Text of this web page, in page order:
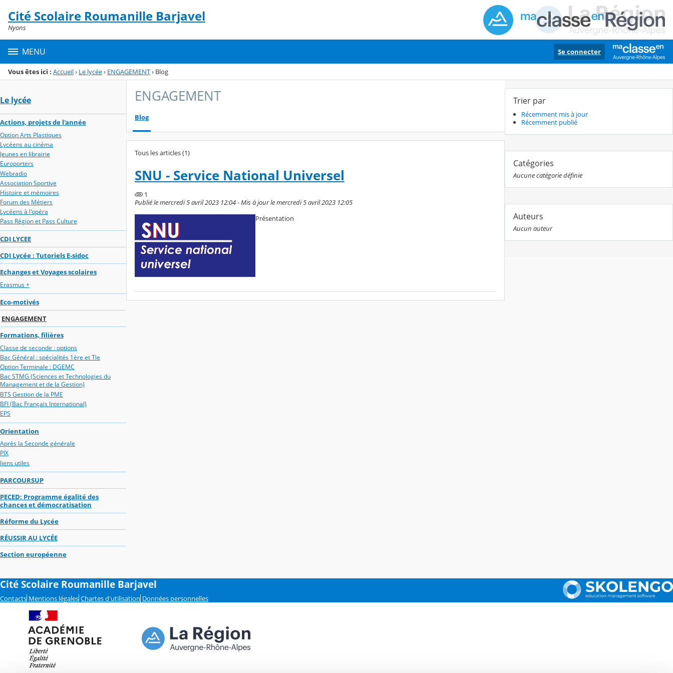
Menu de la rubrique
Contenu
Cité Scolaire Roumanille Barjavel
Nyons
MENU Se connecter
Vous êtes ici : Accueil› Le lycée› ENGAGEMENT› Blog
Le lycée
Actions, projets de l'année
Option Arts Plastiques
Lycéens au cinéma
Jeunes en librairie
Europorters
Webradio
Association Sportive
Histoire et mémoires
Forum des Métiers
Lycéens à l'opéra
Pass Région et Pass Culture
CDI LYCEE
CDI Lycée : Tutoriels E-sidoc
Echanges et Voyages scolaires
Erasmus +
Eco-motivés
ENGAGEMENT
Formations, filières
Classe de seconde : options
Bac Général : spécialités 1ère et Tle
Option Terminale : DGEMC
Bac STMG (Sciences et Technologies du
Management et de la Gestion)
BTS Gestion de la PME
BFI (Bac Français International)
EPS
Orientation
Après la Seconde générale
PIX
liens utiles
PARCOURSUP
PECED: Programme égalité des
chances et démocratisation
Réforme du Lycée
RÉUSSIR AU LYCÉE
Section européenne
ENGAGEMENT
Blog
Tous les articles (1)
SNU - Service National Universel
1
Publié le mercredi 5 avril 2023 12:04 - Mis à jour le mercredi 5 avril 2023 12:05
Présentation
Trier par
Récemment mis à jour
Récemment publié
Catégories
Aucune catégorie définie
Auteurs
Aucun auteur
Cité Scolaire Roumanille Barjavel
Contacts Mentions légales Chartes d'utilisation Données personnelles